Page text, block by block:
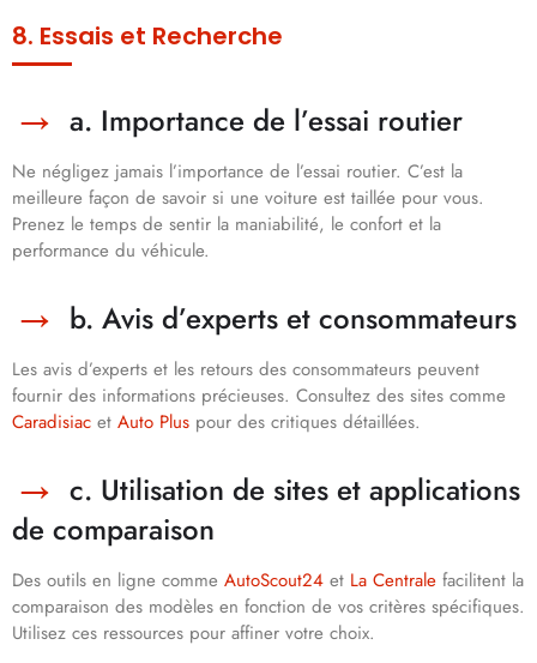
8. Essais et Recherche
a. Importance de l’essai routier
Ne négligez jamais l’importance de l’essai routier. C’est la
meilleure façon de savoir si une voiture est taillée pour vous.
Prenez le temps de sentir la maniabilité, le confort et la
performance du véhicule.
b. Avis d’experts et consommateurs
Les avis d’experts et les retours des consommateurs peuvent
fournir des informations précieuses. Consultez des sites comme
Caradisiac et Auto Plus pour des critiques détaillées.
c. Utilisation de sites et applications
de comparaison
Des outils en ligne comme AutoScout24 et La Centrale facilitent la
comparaison des modèles en fonction de vos critères spécifiques.
Utilisez ces ressources pour affiner votre choix.